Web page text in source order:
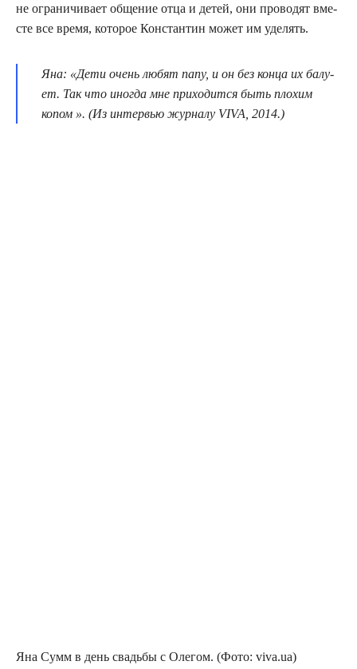
не огра­ни­чи­ва­ет обще­ние отца и детей, они про­во­дят вме­
сте все вре­мя, кото­рое Кон­стан­тин может им уделять.
Яна: «Дети очень любят папу, и он без кон­ца их балу­
ет. Так что ино­гда мне при­хо­дит­ся быть пло­хим
копом ». (Из интер­вью жур­на­лу VIVA, 2014.)
Яна Сумм в день сва­дьбы с Оле­гом. (Фото: viva.ua)